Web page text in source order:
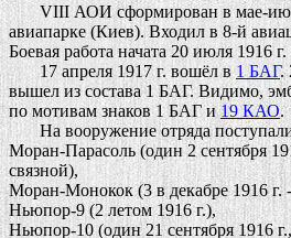
VIII АОИ сформирован в мае-
авиапарке (Киев). Входил в 8-й
Боевая работа начата 20 июля 1916 г.
17 апреля 1917 г. вошёл в1 БАГ.
вышел из состава 1 БАГ. Видимо,
по мотивам знаков 1 БАГ и19 КАО.
На вооружение отряда
Моран-Парасоль (один 2 сентября
связной),
Моран-Монокок (3 в декабре 1916 г.
Ньюпор-9 (2 летом 1916 г.),
Ньюпор-10 (один 21 сентября 1916